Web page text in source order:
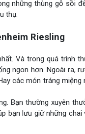
những thùng gỗ sồi
thụ.
Riesling
Và trong quá trình
ngon hơn. Ngoài ra,
các món tráng
Bạn thường xuyên
bạn lưu giữ những chai